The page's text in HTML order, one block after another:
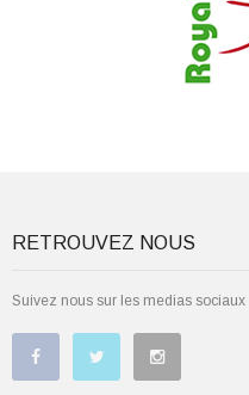
RETROUVEZ NOUS
Suivez nous sur les medias sociaux